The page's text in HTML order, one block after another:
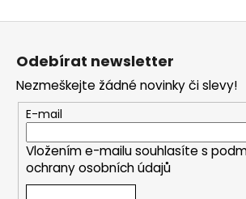
á
í
p
r
v
k
o
í
Odebírat newsletter
Nezmeškejte žádné novinky či slevy!
E-mail
Vložením e-mailu souhlasíte s
ochrany osobních údajů